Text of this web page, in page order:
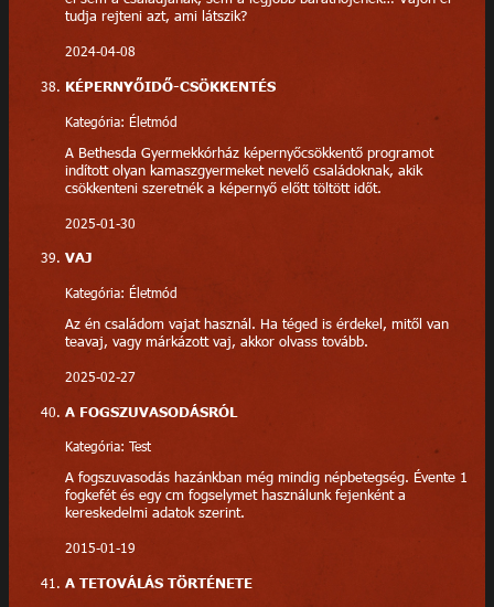
tudja rejteni azt, ami látszik?
2024-04-08
KÉPERNYŐIDŐ-CSÖKKENTÉS
Kategória: Életmód
A Bethesda Gyermekkórház képernyőcsökkentő programot
indított olyan kamaszgyermeket nevelő családoknak, akik
csökkenteni szeretnék a képernyő előtt töltött időt.
2025-01-30
VAJ
Kategória: Életmód
Az én családom vajat használ. Ha téged is érdekel, mitől van
teavaj, vagy márkázott vaj, akkor olvass tovább.
2025-02-27
A FOGSZUVASODÁSRÓL
Kategória: Test
A fogszuvasodás hazánkban még mindig népbetegség. Évente 1
fogkefét és egy cm fogselymet használunk fejenként a
kereskedelmi adatok szerint.
2015-01-19
A TETOVÁLÁS TÖRTÉNETE